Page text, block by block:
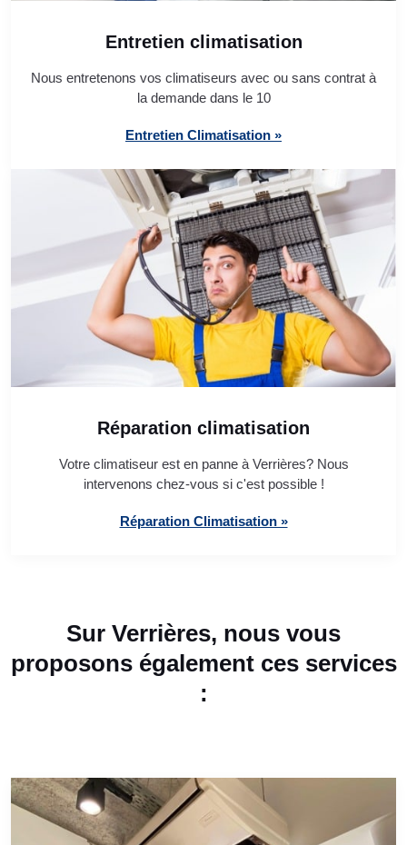
Entretien climatisation
Nous entretenons vos climatiseurs avec ou sans contrat à
la demande dans le 10
Entretien Climatisation »
Réparation climatisation
Votre climatiseur est en panne à Verrières? Nous
intervenons chez-vous si c'est possible !
Réparation Climatisation »
Sur Verrières, nous vous
proposons également ces services
: